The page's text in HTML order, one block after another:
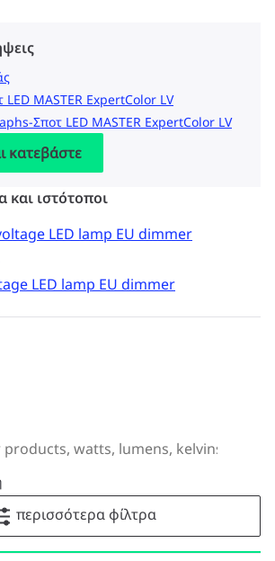
LED MASTER ExpertColor LV
Σποτ LED MASTER ExpertColor LV
κατεβάστε
και ιστότοποι
LED lamp EU dimmer
LED lamp EU dimmer
περισσότερα φίλτρα